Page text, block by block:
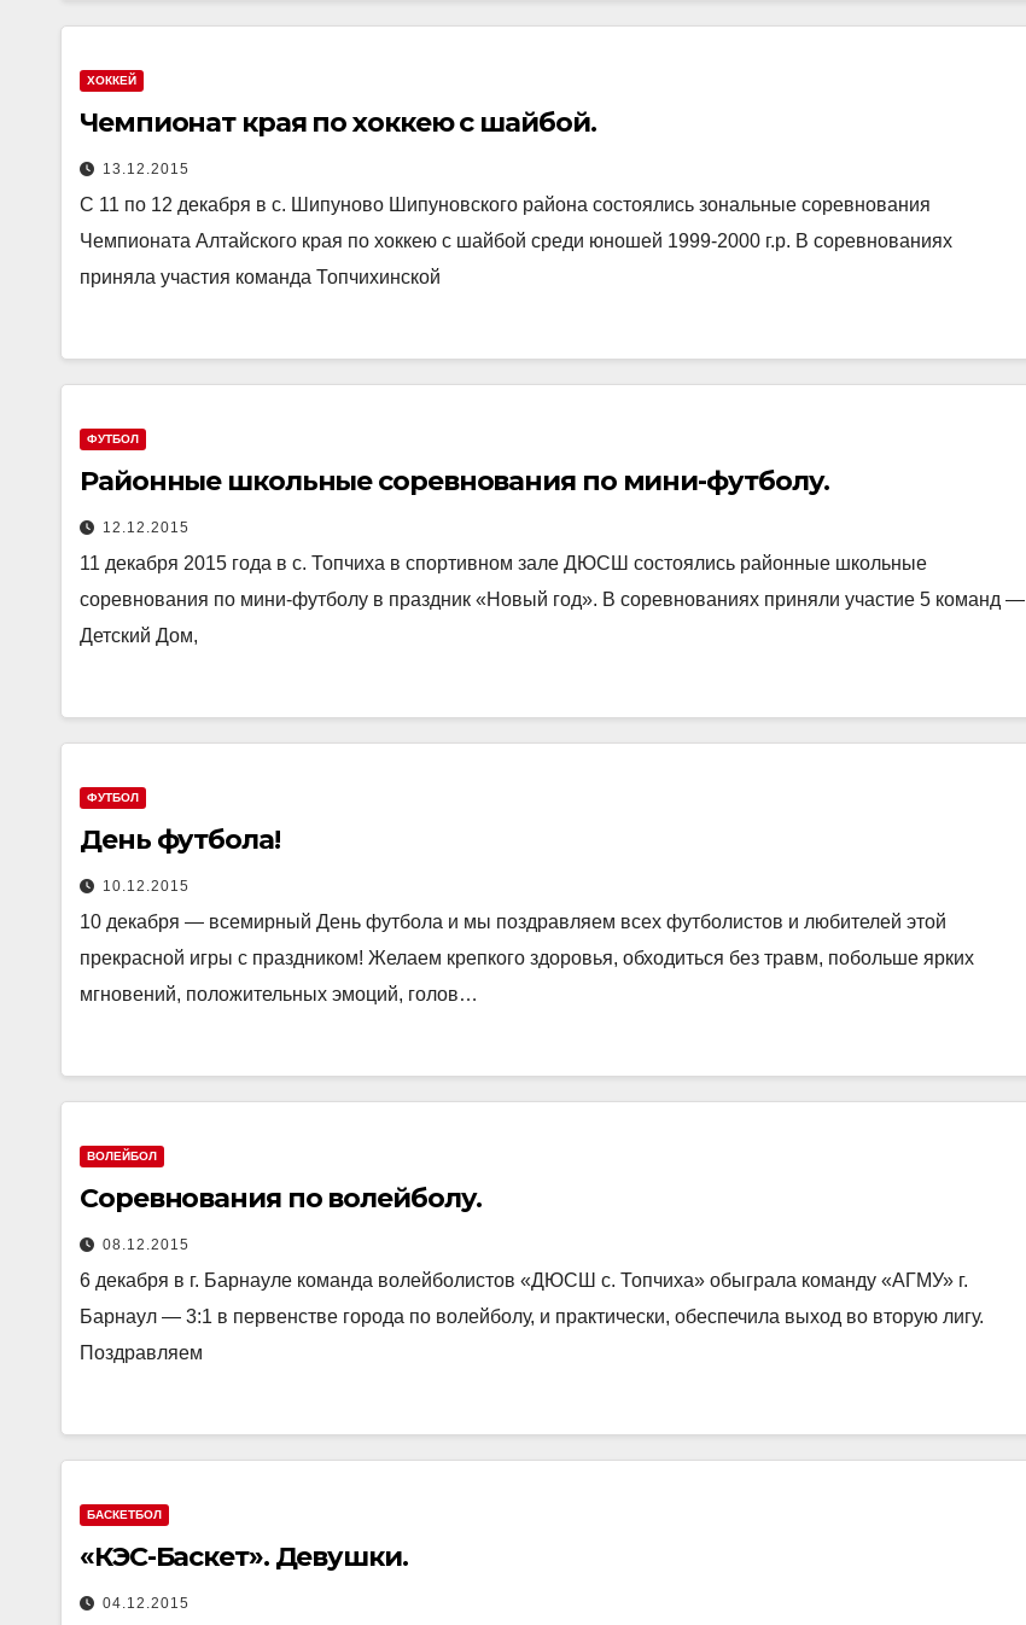
ХОККЕЙ
Чемпионат края по хоккею с шайбой.
13.12.2015
С 11 по 12 декабря в с. Шипуново Шипуновского района состоялись зональные соревнования
Чемпионата Алтайского края по хоккею с шайбой среди юношей 1999-2000 г.р. В соревнованиях
приняла участия команда Топчихинской
ФУТБОЛ
Районные школьные соревнования по мини-футболу.
12.12.2015
11 декабря 2015 года в с. Топчиха в спортивном зале ДЮСШ состоялись районные школьные
соревнования по мини-футболу в праздник «Новый год». В соревнованиях приняли участие 5 команд —
Детский Дом,
ФУТБОЛ
День футбола!
10.12.2015
10 декабря — всемирный День футбола и мы поздравляем всех футболистов и любителей этой
прекрасной игры с праздником! Желаем крепкого здоровья, обходиться без травм, побольше ярких
мгновений, положительных эмоций, голов…
ВОЛЕЙБОЛ
Соревнования по волейболу.
08.12.2015
6 декабря в г. Барнауле команда волейболистов «ДЮСШ с. Топчиха» обыграла команду «АГМУ» г.
Барнаул — 3:1 в первенстве города по волейболу, и практически, обеспечила выход во вторую лигу.
Поздравляем
БАСКЕТБОЛ
«КЭС-Баскет». Девушки.
04.12.2015